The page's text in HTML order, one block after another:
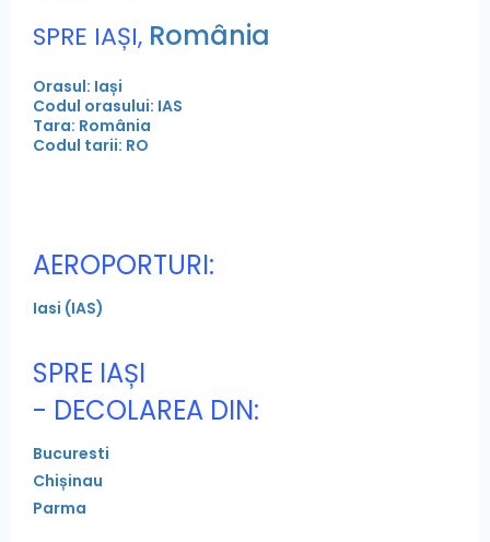
SPRE IAȘI, România
Orasul: Iași
Codul orasului: IAS
Tara: România
Codul tarii: RO
AEROPORTURI:
Iasi (IAS)
SPRE IAȘI
- DECOLAREA DIN:
Bucuresti
Chișinau
Parma